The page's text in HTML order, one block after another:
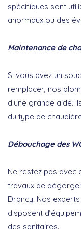
spécifiques sont
anormaux ou des
Maintenance de
Si vous avez un
remplacer, nos
d’une grande aide.
du type de
Débouchage des
Ne restez pas avec
travaux de
Drancy. Nos
disposent
des sanitaires.